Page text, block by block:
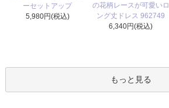
ーセットアップ
5,980円(税込)
の花柄レースが可愛いロ
ング丈ドレス 962749
6,340円(税込)
もっと見る